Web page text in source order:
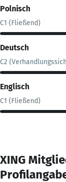
Polnisch
C1 (Fließend)
Deutsch
C2
Englisch
C1 (Fließend)
XING